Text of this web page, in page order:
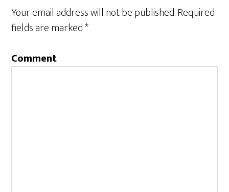
Your email address will not be published.Required
fields are marked*
Comment